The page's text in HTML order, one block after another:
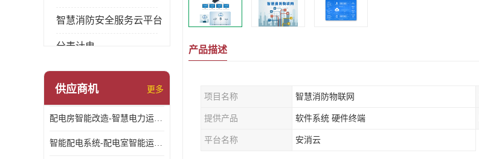
智慧消防安全服务云平台
分表计电
环保用电监管系统
供应商机 更多
配电房智能改造-智慧电力运维云平台
智能配电系统-配电室智能运维监控系统-智能化配电系统平台厂家
产品描述
项目名称 智慧消防物联网
提供产品 软件系统 硬件终端
平台名称 安消云